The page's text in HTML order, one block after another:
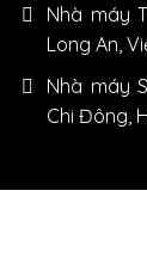
Nhà máy
Long An,
Nhà máy
Chi Đông,